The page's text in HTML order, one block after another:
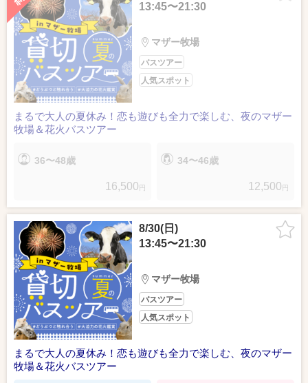
13:45〜21:30
マザー牧場
バスツアー
人気スポット
まるで大人の夏休み！恋も遊びも全力で楽しむ、夜のマザー
牧場＆花火バスツアー
36〜48歳
16,500 円
34〜46歳
12,500 円
8/30(日)
13:45〜21:30
マザー牧場
バスツアー
人気スポット
まるで大人の夏休み！恋も遊びも全力で楽しむ、夜のマザー
牧場＆花火バスツアー